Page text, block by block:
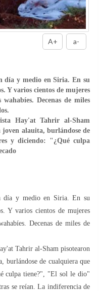
A+ a-
día y medio en Siria. En su
Y varios cientos de mujeres
Decenas de miles
Hay'at Tahrir al-Sham
joven alauita, burlándose de
y diciendo: "¿Qué culpa
día y medio en Siria. En su
Y varios cientos de mujeres
Decenas de miles de
Tahrir al-Sham pisotearon
burlándose de cualquiera que
culpa tiene?", "El sol le dio"
se reían. La indiferencia de